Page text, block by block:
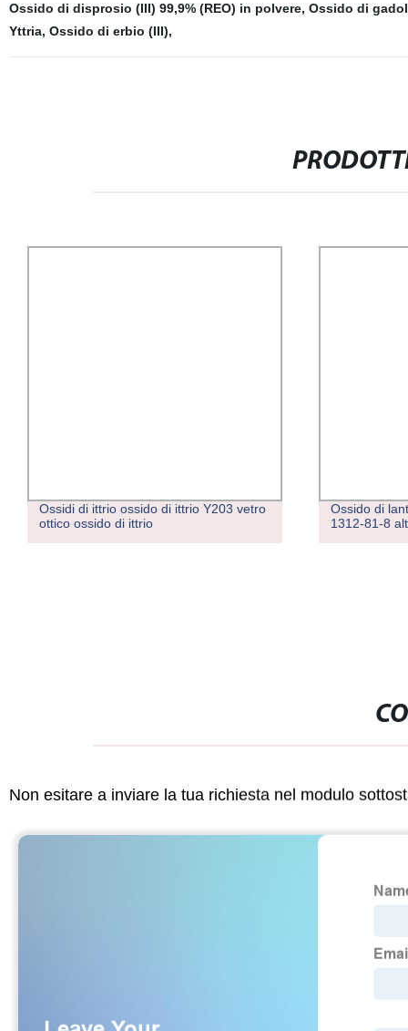
Ossido di disprosio (III) 99,9% (REO) in polvere, Ossido di
Yttria, Ossido di erbio (III),
Ossidi di ittrio ossido di ittrio Y203 vetro
ottico ossido di ittrio
Ossido di
1312-81-8
Non esitare a inviare la tua richiesta nel modulo